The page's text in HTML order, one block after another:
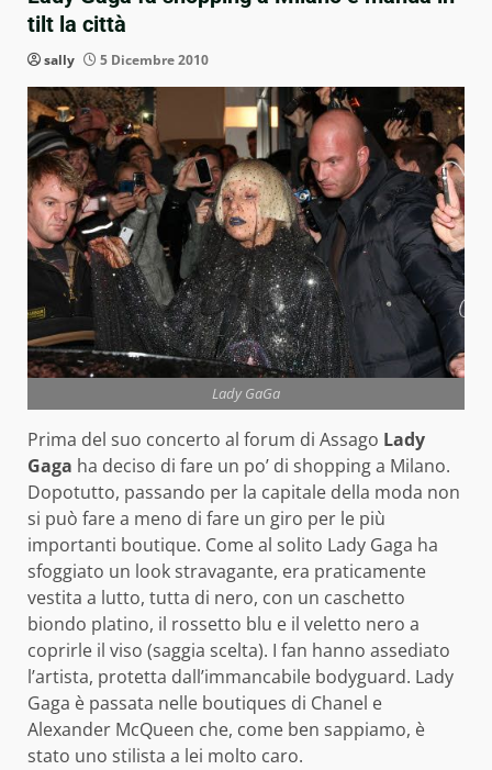
tilt la città
sally 5 Dicembre 2010
Lady GaGa
Prima del suo concerto al forum di Assago Lady
Gaga ha deciso di fare un po’ di shopping a Milano.
Dopotutto, passando per la capitale della moda non
si può fare a meno di fare un giro per le più
importanti boutique. Come al solito Lady Gaga ha
sfoggiato un look stravagante, era praticamente
vestita a lutto, tutta di nero, con un caschetto
biondo platino, il rossetto blu e il veletto nero a
coprirle il viso (saggia scelta). I fan hanno assediato
l’artista, protetta dall’immancabile bodyguard. Lady
Gaga è passata nelle boutiques di Chanel e
Alexander McQueen che, come ben sappiamo, è
stato uno stilista a lei molto caro.